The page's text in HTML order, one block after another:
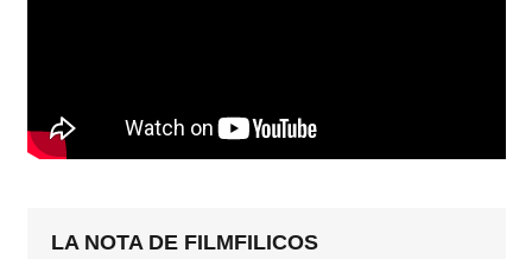
LA NOTA DE FILMFILICOS